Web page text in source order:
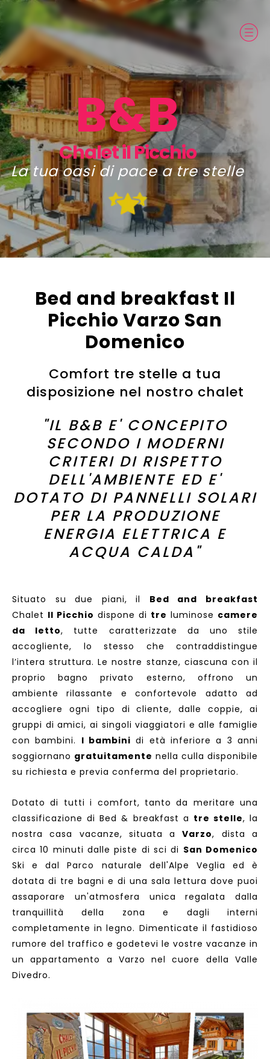
B&B
Chalet il Picchio
La tua oasi di pace a tre stelle
Bed and breakfast Il
Picchio Varzo San
Domenico
Comfort tre stelle a tua
disposizione nel nostro chalet
"IL B&B E' CONCEPITO
SECONDO I MODERNI
CRITERI DI RISPETTO
DELL'AMBIENTE ED E'
DOTATO DI PANNELLI SOLARI
PER LA PRODUZIONE
ENERGIA ELETTRICA E
ACQUA CALDA"
Situato su due piani, il Bed and breakfast
Chalet Il Picchio dispone di tre luminose camere
da letto, tutte caratterizzate da uno stile
accogliente, lo stesso che contraddistingue
l’intera struttura. Le nostre stanze, ciascuna con il
proprio bagno privato esterno, offrono un
ambiente rilassante e confortevole adatto ad
accogliere ogni tipo di cliente, dalle coppie, ai
gruppi di amici, ai singoli viaggiatori e alle famiglie
con bambini. I bambini di età inferiore a 3 anni
soggiornano gratuitamente nella culla disponibile
su richiesta e previa conferma del proprietario.
Dotato di tutti i comfort, tanto da meritare una
classificazione di Bed & breakfast a tre stelle, la
nostra casa vacanze, situata aVarzo, dista a
circa 10 minuti dalle piste di sci di San Domenico
Ski e dal Parco naturale dell'Alpe Veglia ed è
dotata di tre bagni e di una sala lettura dove puoi
assaporare un'atmosfera unica regalata dalla
tranquillità della zona e dagli interni
completamente in legno. Dimenticate il fastidioso
rumore del traffico e godetevi le vostre vacanze in
un appartamento a Varzo nel cuore della Valle
Divedro.